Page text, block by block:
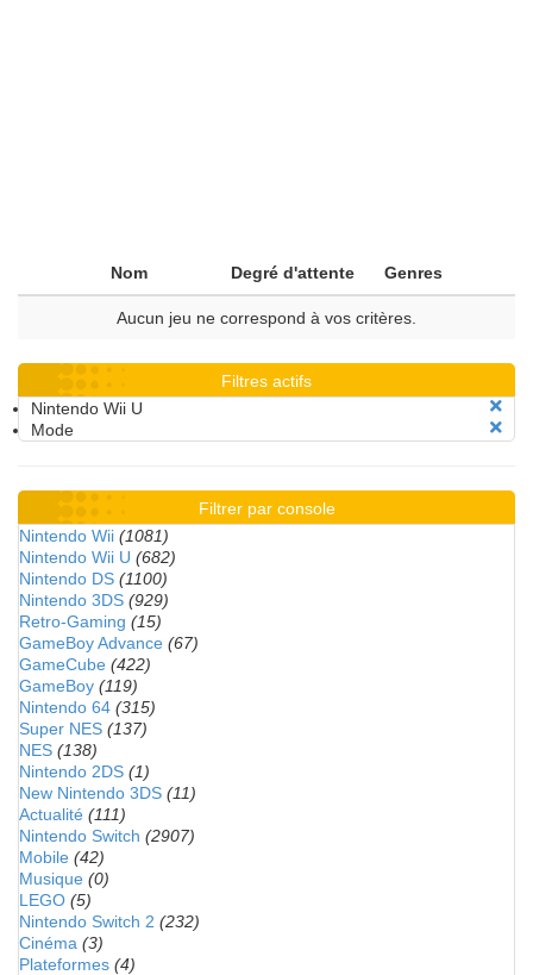
Nom Degré d'attente Genres
Aucun jeu ne correspond à vos critères.
Filtres actifs
Nintendo Wii U
Mode
Filtrer par console
Nintendo Wii (1081)
Nintendo Wii U (682)
Nintendo DS (1100)
Nintendo 3DS (929)
Retro-Gaming (15)
GameBoy Advance (67)
GameCube (422)
GameBoy (119)
Nintendo 64 (315)
Super NES (137)
NES (138)
Nintendo 2DS (1)
New Nintendo 3DS (11)
Actualité (111)
Nintendo Switch (2907)
Mobile (42)
Musique (0)
LEGO (5)
Nintendo Switch 2 (232)
Cinéma (3)
Plateformes (4)